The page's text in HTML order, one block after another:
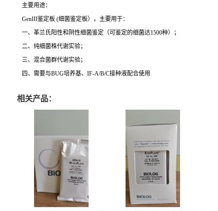
主要用途：
GenIII鉴定板 (细菌鉴定板），主要用于：
一、革兰氏阳性和阴性细菌鉴定（可鉴定的细菌达1500种）；
二、纯细菌株代谢实验；
三、混合菌群代谢实验；
四、需要与BUG培养基、IF-A/B/C接种液配合使用
相关产品：